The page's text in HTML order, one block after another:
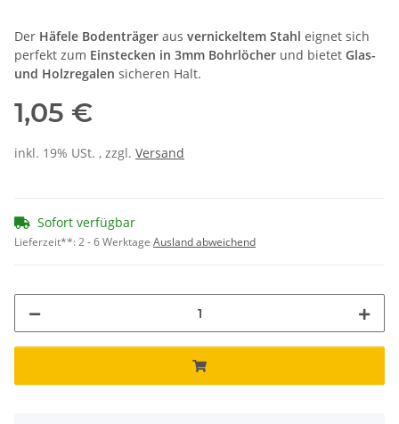
Der Häfele Bodenträger aus vernickeltem Stahl eignet sich
perfekt zum Einstecken in 3mm Bohrlöcher und bietet Glas-
und Holzregalen sicheren Halt.
1,05 €
inkl. 19% USt. , zzgl. Versand
Sofort verfügbar
Lieferzeit**:2 - 6 Werktage Ausland abweichend